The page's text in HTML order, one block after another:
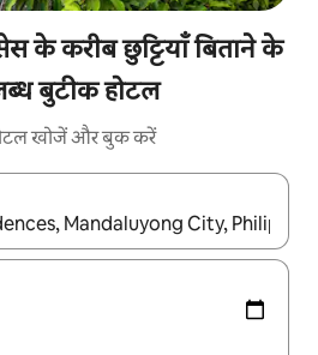
के करीब छुट्टियाँ बिताने के
बुटीक होटल
खोजें और बुक करें
और डाउन 'ऐरो की' का इस्तेमाल करके नेविगेट